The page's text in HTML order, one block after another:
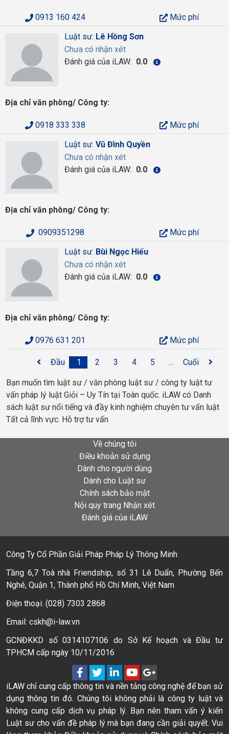
0913 160 424
Mức phí
Luật sư: Lê Hồng Sơn
Chưa có nhận xét
Đánh giá của iLAW: 0.0
Địa chỉ văn phòng/ Công ty:
0918 333 338
Mức phí
Luật sư: Vũ Đình Quyền
Chưa có nhận xét
Đánh giá của iLAW: 0.0
Địa chỉ văn phòng/ Công ty:
0909351298
Mức phí
Luật sư: Bùi Ngọc Hiếu
Chưa có nhận xét
Đánh giá của iLAW: 0.0
Địa chỉ văn phòng/ Công ty:
0976 631 201 Mức phí
Đầu 1 2 3 4 5 ... Cuối
Bạn muốn tìm luật sư / văn phòng luật sư / công ty luật tư
vấn pháp lý luật Giỏi – Uy Tín tại Toàn quốc. iLAW có Danh
sách luật sư nổi tiếng và đầy kinh nghiệm chuyên tư vấn luật
Tất cả lĩnh vực. Hỗ trợ tư vấn
Về chúng tôi
Điều khoản sử dụng
Dành cho người dùng
Dành cho Luật sư
Chính sách bảo mật
Nội quy trang Nhận xét
Đánh giá của iLAW
Công Ty Cổ Phần Giải Pháp Pháp Lý Thông Minh
Tầng 6,7 Toà nhà Friendship, số 31 Lê Duẩn, Phường Bến
Nghé, Quận 1, Thành phố Hồ Chí Minh, Việt Nam
Điện thoại: (028) 7303 2868
Email: cskh@i-law.vn
GCNĐKKD số 0314107106 do Sở Kế hoạch và Đầu tư
TPHCM cấp ngày 10/11/2016
iLAW chỉ cung cấp thông tin và nền tảng công nghệ để bạn sử
dụng thông tin đó. Chúng tôi không phải là công ty luật và
không cung cấp dịch vụ pháp lý. Bạn nên tham vấn ý kiến
Luật sư cho vấn đề pháp lý mà bạn đang cần giải quyết. Vui